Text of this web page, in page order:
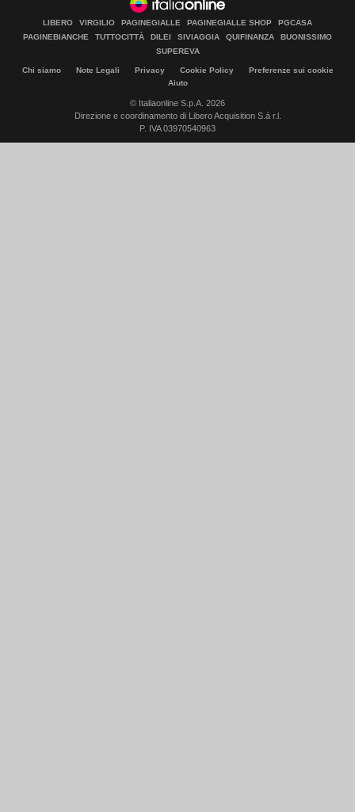
LIBERO VIRGILIO PAGINEGIALLE PAGINEGIALLE SHOP
PGCASA
PAGINEBIANCHE
TUTTOCITTÀ DILEI SIVIAGGIA QUIFINANZA
BUONISSIMO
SUPEREVA
Chi siamo Note Legali Privacy Cookie Policy
Preferenze sui cookie
Aiuto
© Italiaonline S.p.A. 2026
Direzione e coordinamento di Libero Acquisition S.á r.l.
P. IVA 03970540963